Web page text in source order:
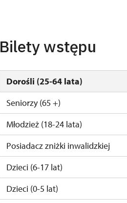
Bilety wstępu
Dorośli (25-64 lata)
Seniorzy (65 +)
Młodzież (18-24 lata)
Posiadacz zniżki inwalidzkiej
Dzieci (6-17 lat)
Dzieci (0-5 lat)